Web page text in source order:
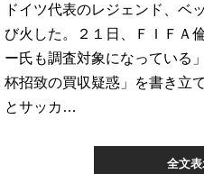
ドイツ代表のレジェンド、ベ
び火した。２１日、ＦＩＦＡ
ー氏も調査対象になっている
杯招致の買収疑惑」を書き立
とサッカ…
全文